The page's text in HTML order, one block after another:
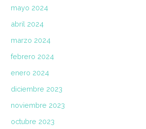
mayo 2024
abril 2024
marzo 2024
febrero 2024
enero 2024
diciembre 2023
noviembre 2023
octubre 2023